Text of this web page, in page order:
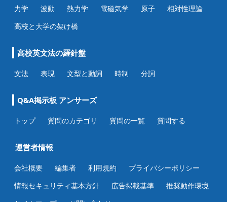
力学 波動 熱力学 電磁気学 原子
相対性理論
高校と大学の架け橋
高校英文法の羅針盤
文法 表現 文型と動詞 時制 分詞
Q&A掲示板 アンサーズ
トップ 質問のカテゴリ 質問の一覧 質問する
運営者情報
会社概要 編集者 利用規約
プライバシーポリシー
情報セキュリティ基本方針
広告掲載基準
推奨動作環境